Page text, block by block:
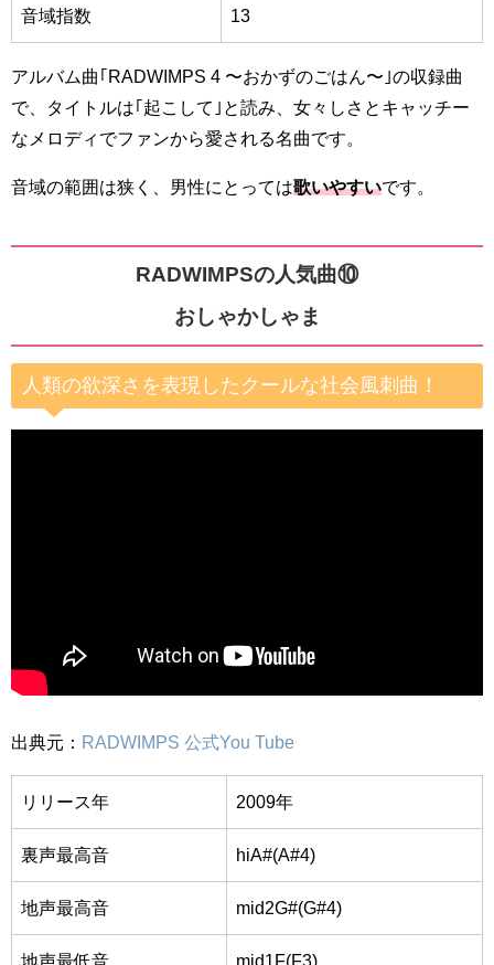
音域指数 13
アルバム曲｢RADWIMPS 4 〜おかずのごはん〜｣の収録曲
で、タイトルは｢起こして｣と読み、女々しさとキャッチー
なメロディでファンから愛される名曲です。
音域の範囲は狭く、男性にとっては歌いやすいです。
RADWIMPSの人気曲⑩
おしゃかしゃま
人類の欲深さを表現したクールな社会風刺曲！
出典元： RADWIMPS 公式You Tube
リリース年 2009年
裏声最高音 hiA#(A#4)
地声最高音 mid2G#(G#4)
地声最低音 mid1F(F3)